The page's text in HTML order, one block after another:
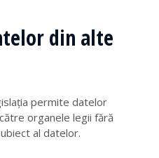
din alte
permite datelor
organele legii fără
al datelor.